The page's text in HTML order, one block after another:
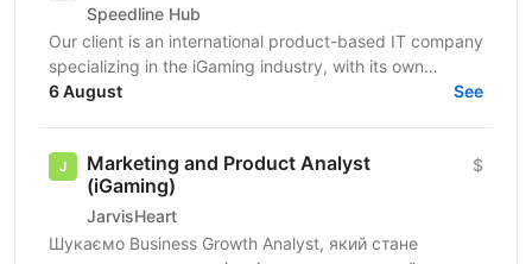
Speedline Hub
Our client is an international product-based IT company
specializing in the iGaming industry, with its own
affiliate program and in-house products in online...
6 August See
Marketing and Product Analyst
(iGaming)
JarvisHeart
$
Шукаємо Business Growth Analyst, який стане